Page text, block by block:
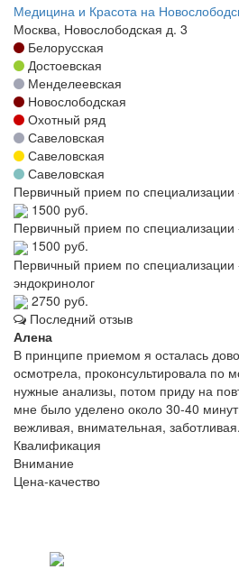
Медицина и Красота на
Москва, Новослободская д. 3
Белорусская
Достоевская
Менделеевская
Новослободская
Охотный ряд
Савеловская
Савеловская
Савеловская
Первичный прием по
1500 руб.
Первичный прием по специализации
1500 руб.
Первичный прием по специализации
эндокринолог
2750 руб.
Последний отзыв
Алена
В принципе приемом я осталась
осмотрела, проконсультировала по
нужные анализы, потом приду на
мне было уделено около 30-40
вежливая, внимательная, заботливая.
Квалификация
Внимание
Цена-качество